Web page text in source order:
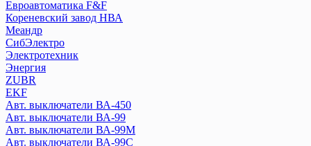
DKC
Siba
Евроавтоматика F&F
Кореневский завод НВА
Меандр
СибЭлектро
Электротехник
Энергия
ZUBR
Евроавтоматика F&F
Кореневский завод НВА
Меандр
СибЭлектро
Электротехник
Энергия
ZUBR
EKF
Авт. выключатели ВА-450
Авт. выключатели ВА-99
Авт. выключатели ВА-99М
Авт. выключатели ВА-99С